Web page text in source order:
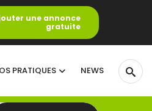
une annonce
gratuite
PRATIQUES NEWS